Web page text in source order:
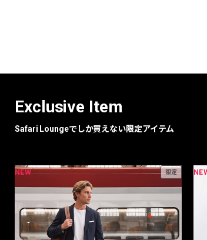
フォーカスブラ
Exclusive Item
Safari Loungeでしか買えない限定アイテム
NEW 限定